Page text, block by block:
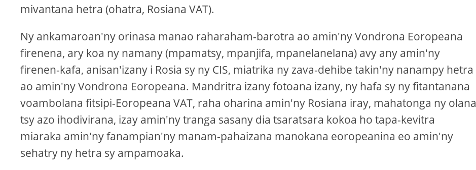
mivantana hetra (ohatra, Rosiana VAT).
Ny ankamaroan'ny orinasa manao raharaham-barotra ao amin'ny Vondrona Eoropeana
firenena, ary koa ny namany (mpamatsy, mpanjifa, mpanelanelana) avy any amin'ny
firenen-kafa, anisan'izany i Rosia sy ny CIS, miatrika ny zava-dehibe takin'ny nanampy hetra
ao amin'ny Vondrona Eoropeana. Mandritra izany fotoana izany, ny hafa sy ny fitantanana
voambolana fitsipi-Eoropeana VAT, raha oharina amin'ny Rosiana iray, mahatonga ny olana
tsy azo ihodivirana, izay amin'ny tranga sasany dia tsaratsara kokoa ho tapa-kevitra
miaraka amin'ny fanampian'ny manam-pahaizana manokana eoropeanina eo amin'ny
sehatry ny hetra sy ampamoaka.